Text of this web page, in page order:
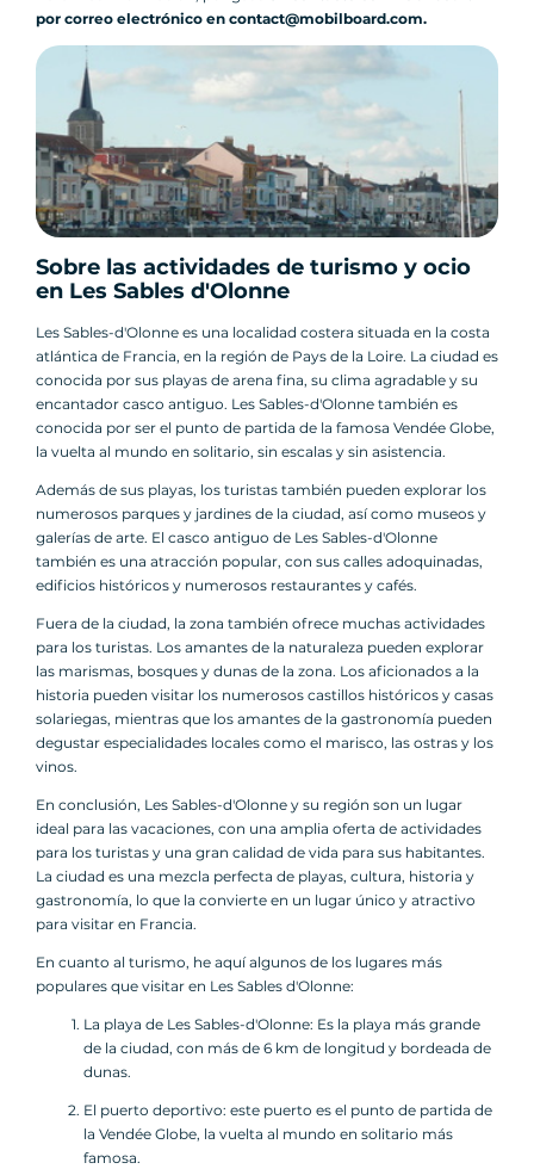
por correo electrónico en contact@mobilboard.com.
Sobre las actividades de turismo y ocio
en Les Sables d'Olonne
Les Sables-d'Olonne es una localidad costera situada en la costa
atlántica de Francia, en la región de Pays de la Loire. La ciudad es
conocida por sus playas de arena fina, su clima agradable y su
encantador casco antiguo. Les Sables-d'Olonne también es
conocida por ser el punto de partida de la famosa Vendée Globe,
la vuelta al mundo en solitario, sin escalas y sin asistencia.
Además de sus playas, los turistas también pueden explorar los
numerosos parques y jardines de la ciudad, así como museos y
galerías de arte. El casco antiguo de Les Sables-d'Olonne
también es una atracción popular, con sus calles adoquinadas,
edificios históricos y numerosos restaurantes y cafés.
Fuera de la ciudad, la zona también ofrece muchas actividades
para los turistas. Los amantes de la naturaleza pueden explorar
las marismas, bosques y dunas de la zona. Los aficionados a la
historia pueden visitar los numerosos castillos históricos y casas
solariegas, mientras que los amantes de la gastronomía pueden
degustar especialidades locales como el marisco, las ostras y los
vinos.
En conclusión, Les Sables-d'Olonne y su región son un lugar
ideal para las vacaciones, con una amplia oferta de actividades
para los turistas y una gran calidad de vida para sus habitantes.
La ciudad es una mezcla perfecta de playas, cultura, historia y
gastronomía, lo que la convierte en un lugar único y atractivo
para visitar en Francia.
En cuanto al turismo, he aquí algunos de los lugares más
populares que visitar en Les Sables d'Olonne:
La playa de Les Sables-d'Olonne: Es la playa más grande
de la ciudad, con más de 6 km de longitud y bordeada de
dunas.
El puerto deportivo: este puerto es el punto de partida de
la Vendée Globe, la vuelta al mundo en solitario más
famosa.